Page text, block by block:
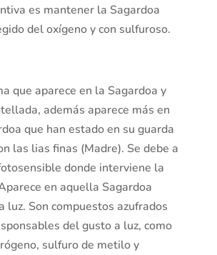
es mantener la Sagardoa
del oxígeno y con sulfuroso.
que aparece en la Sagardoa y
además aparece más en
que han estado en su guarda
las lias finas (Madre). Se debe a
donde interviene la
en aquella Sagardoa
luz. Son compuestos azufrados
del gusto a luz, como
sulfuro de metilo y